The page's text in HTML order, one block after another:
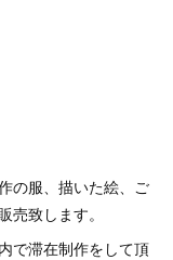
の服、描いた絵、ご
売致します。
で滞在制作をして頂